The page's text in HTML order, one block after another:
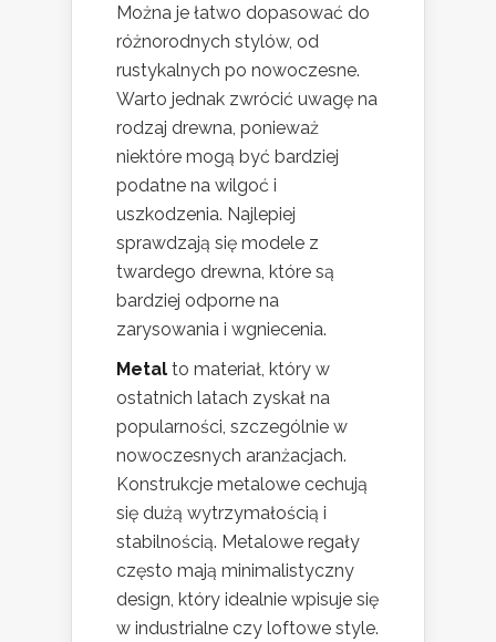
Można je łatwo dopasować do
różnorodnych stylów, od
rustykalnych po nowoczesne.
Warto jednak zwrócić uwagę na
rodzaj drewna, ponieważ
niektóre mogą być bardziej
podatne na wilgoć i
uszkodzenia. Najlepiej
sprawdzają się modele z
twardego drewna, które są
bardziej odporne na
zarysowania i wgniecenia.
Metal to materiał, który w
ostatnich latach zyskał na
popularności, szczególnie w
nowoczesnych aranżacjach.
Konstrukcje metalowe cechują
się dużą wytrzymałością i
stabilnością. Metalowe regały
często mają minimalistyczny
design, który idealnie wpisuje się
w industrialne czy loftowe style.